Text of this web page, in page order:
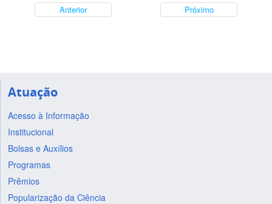
Anterior Próximo
Atuação
Acesso à Informação
Institucional
Bolsas e Auxílios
Programas
Prêmios
Popularização da Ciência